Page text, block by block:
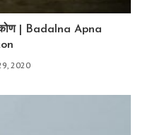
| Badalna Apna
2020